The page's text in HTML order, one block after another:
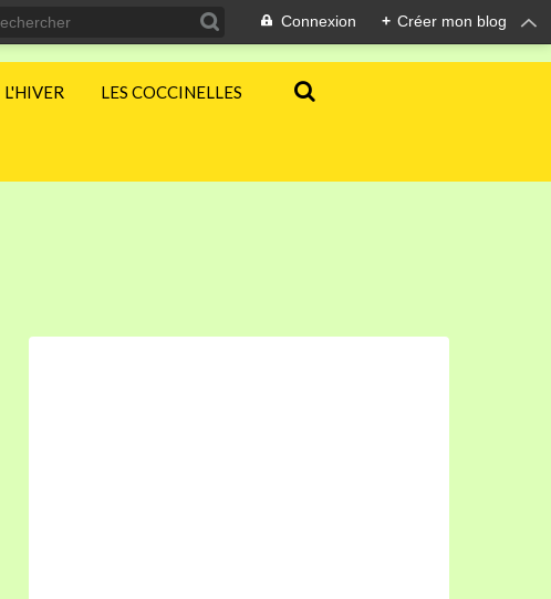
Connexion + Créer mon blog
L'HIVER LES COCCINELLES